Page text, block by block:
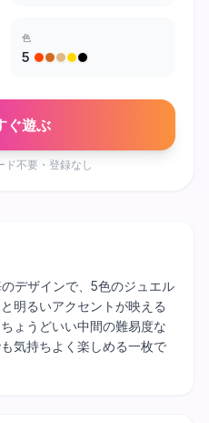
色
5
ぐ遊ぶ
ド不要・登録なし
デザインで、5色のジュエル
明るいアクセントが映える
ょうどいい中間の難易度な
気持ちよく楽しめる一枚で